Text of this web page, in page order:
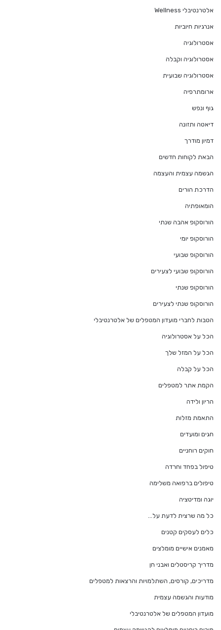
אלטרנטיבלי Wellness
אנרגיות חיוביות
אסטרולוגיה
אסטרולוגיה וקבלה
אסטרולוגיה שבועית
ארומתרפיה
גוף ונפש
דיאטה ותזונה
דמיון מודרך
הבאת לקוחות חדשים
הגשמה עצמית והעצמה
הדרכת הורים
הומאופתיה
הורוסקופ אהבה שנתי
הורוסקופ יומי
הורוסקופ שבועי
הורוסקופ שבועי לצעירים
הורוסקופ שנתי
הורוסקופ שנתי לצעירים
הטבות לחברי מועדון המטפלים של אלטרנטיבלי
הכל על אסטרולוגיה
הכל על המזל שלך
הכל על קבלה
הקמת אתר למטפלים
הריון ולידה
התאמת מזלות
חגים ומועדים
חוקים רוחניים
טיפול בפחד וחרדה
טיפולים ברפואה משלימה
יוגה ומדיטציה
כל מה שרצית לדעת על…
כלים לעסקים קטנים
מאמנים אישיים מומלצים
מדריך קריסטלים ואבני חן
מדריכים, קורסים, השתלמויות והרצאות למטפלים
מודעות והגשמה עצמית
מועדון המטפלים של אלטרנטיבלי